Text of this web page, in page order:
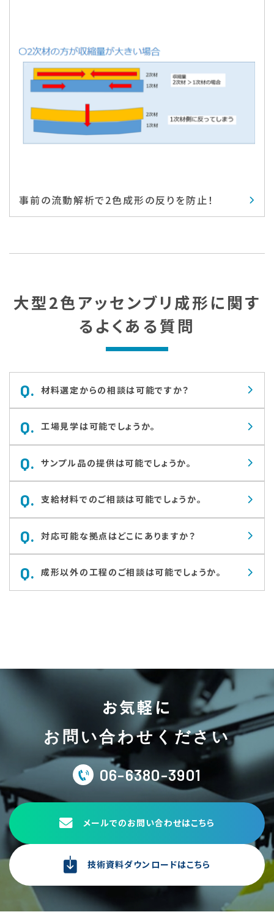
事前の流動解析で2色成形の反りを防止！
大型2色アッセンブリ成形に関す
るよくある質問
Q. 材料選定からの相談は可能ですか？
Q. 工場見学は可能でしょうか。
Q. サンプル品の提供は可能でしょうか。
Q. 支給材料でのご相談は可能でしょうか。
Q. 対応可能な拠点はどこにありますか？
Q. 成形以外の工程のご相談は可能でしょうか。
お気軽に
お問い合わせください
06-6380-3901
メールでのお問い合わせはこちら
技術資料ダウンロードはこちら